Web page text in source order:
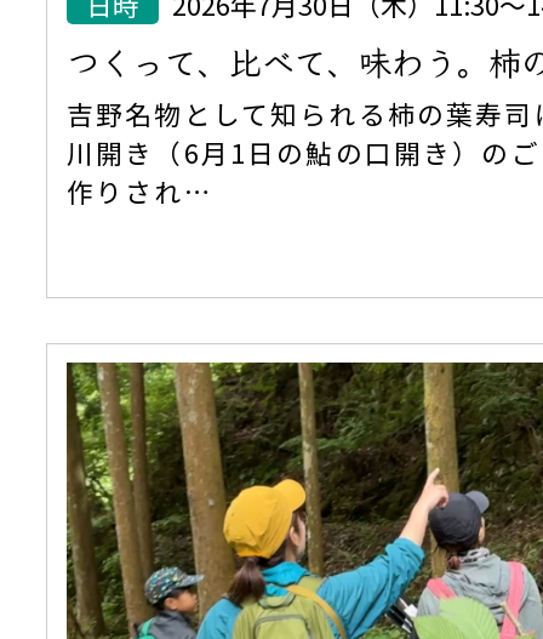
つくって、比べて、味わう。柿
吉野名物として知られる柿の葉寿
川開き（6月1日の鮎の口開き）の
作りされ…